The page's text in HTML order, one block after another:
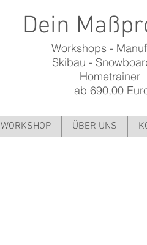
Dein
Workshops -
Skibau -
Hometrainer
ab 690,00
WORKSHOP ÜBER UNS